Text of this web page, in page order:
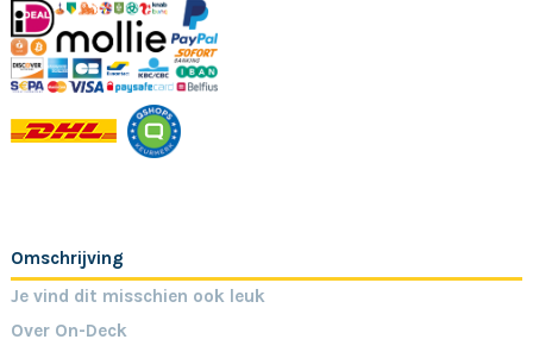
Omschrijving
Je vind dit misschien ook leuk
Over On-Deck